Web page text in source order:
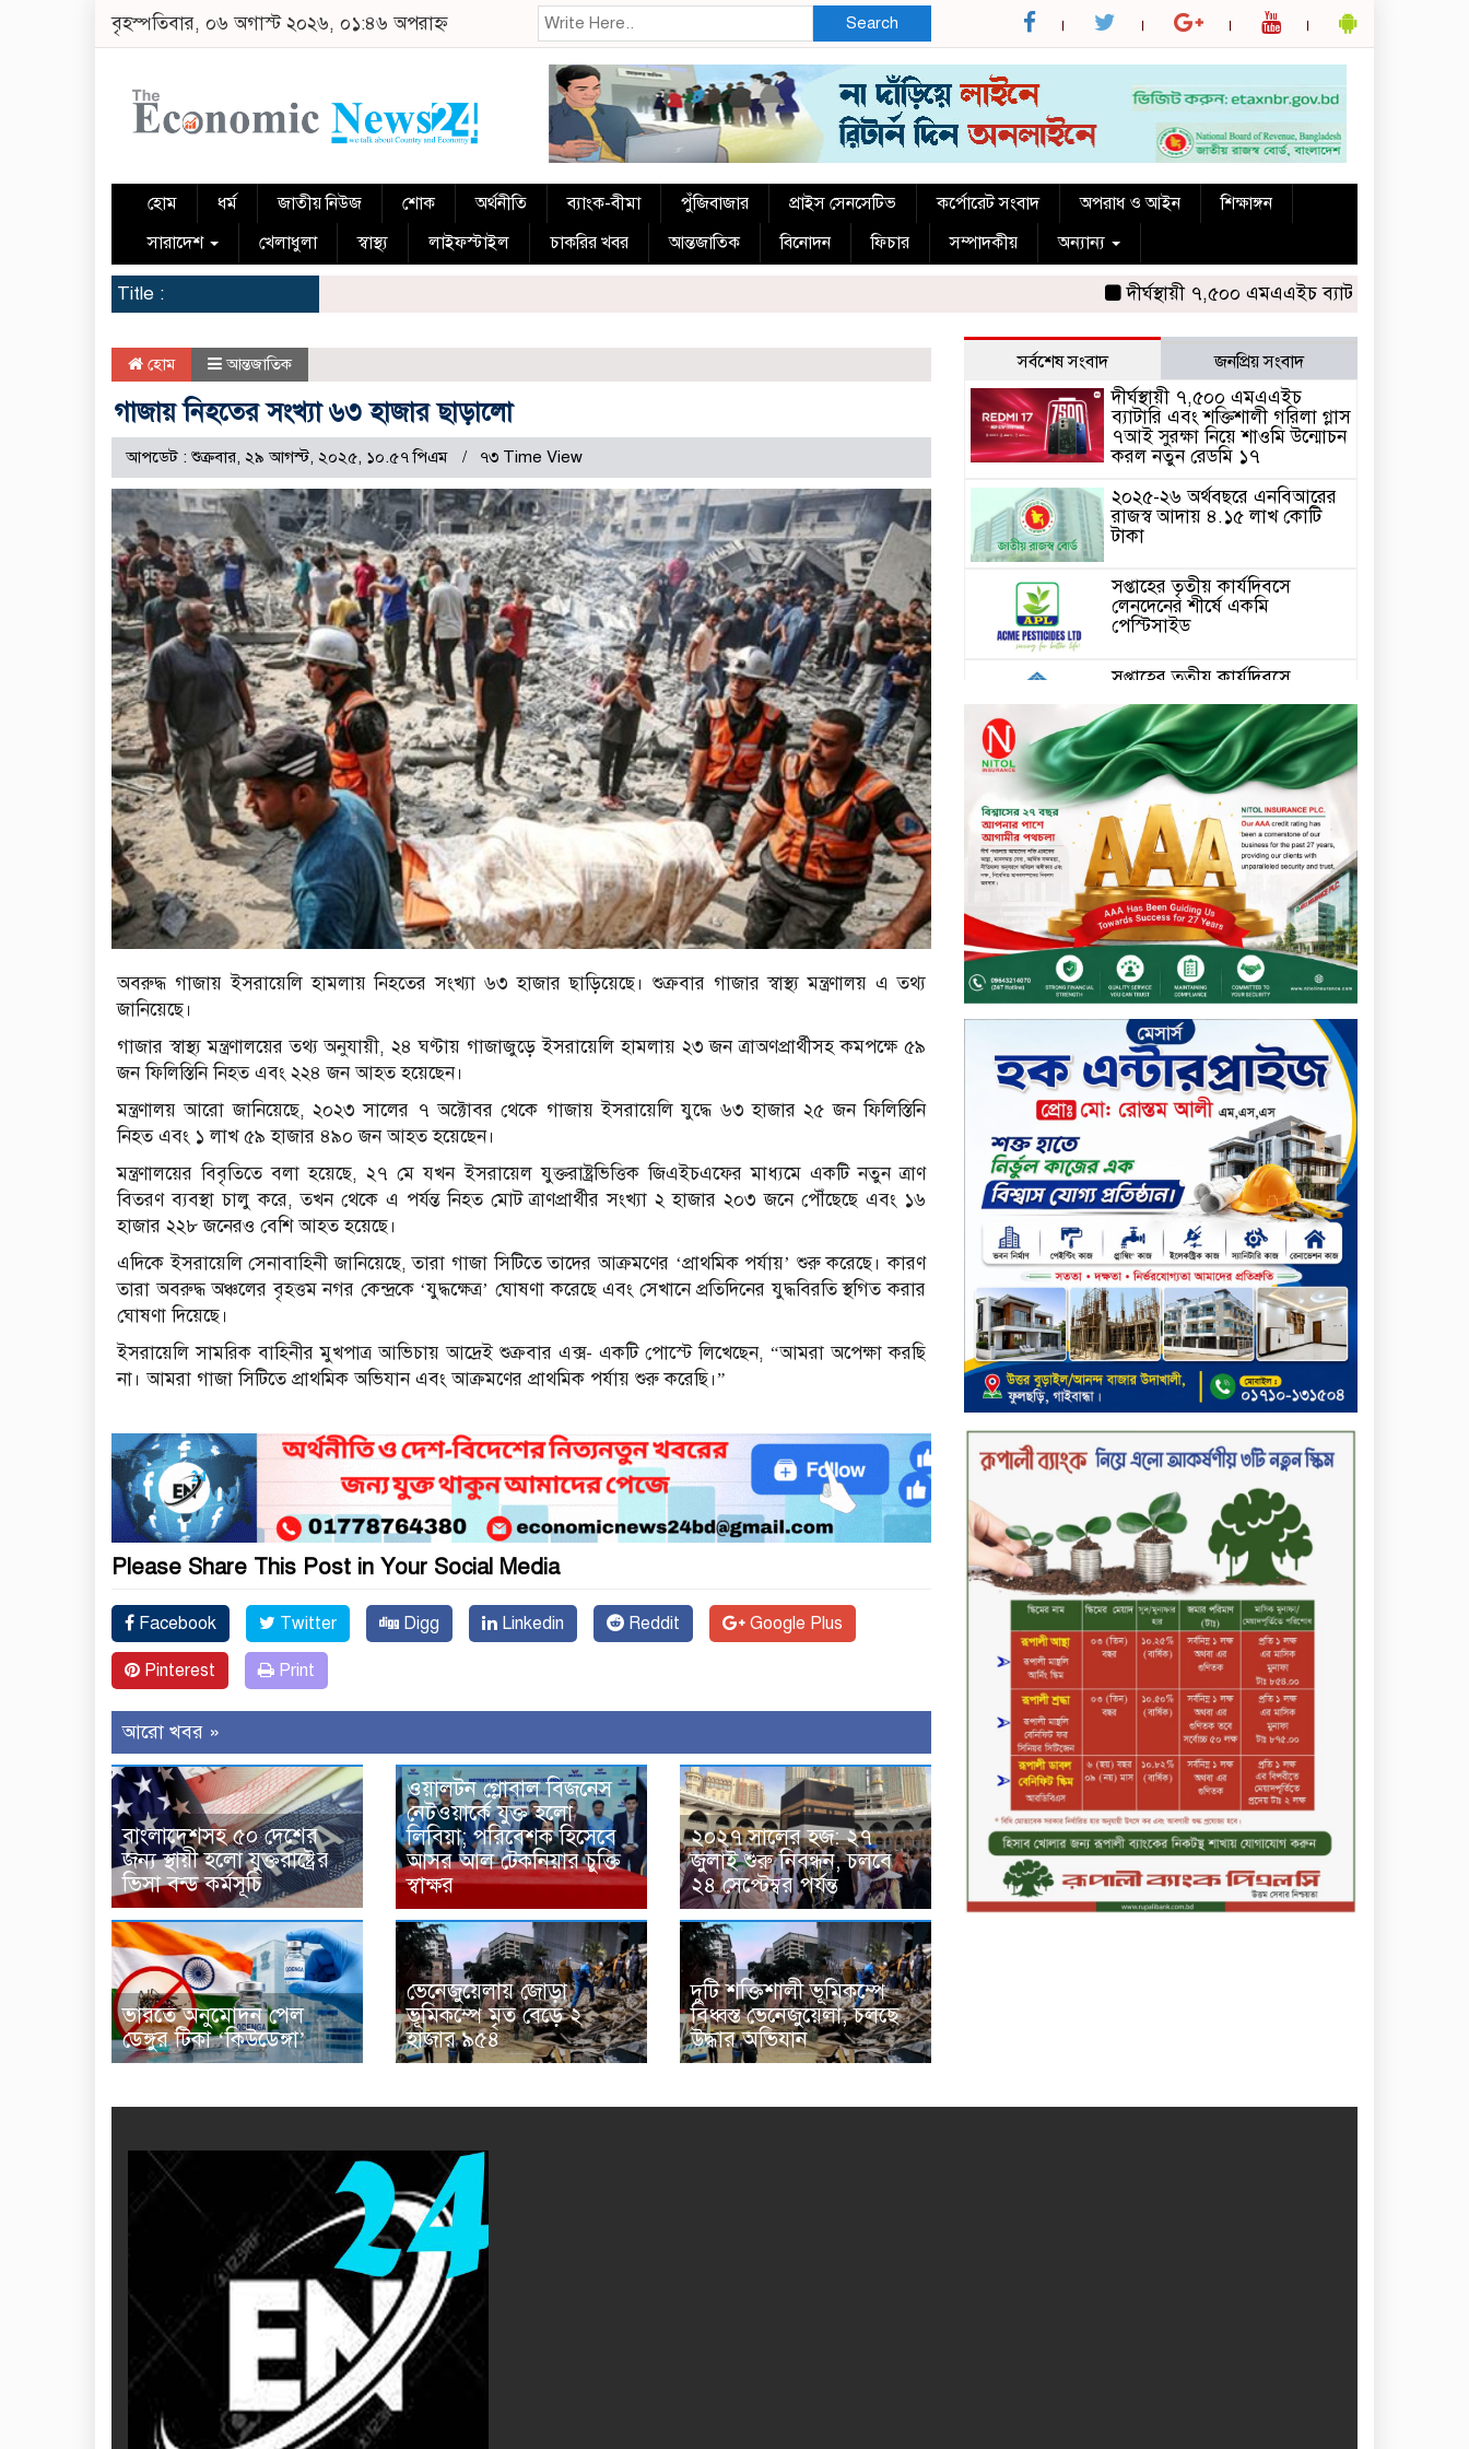
বৃহস্পতিবার, ০৬ অগাস্ট ২০২৬, ০১:৪৬ অপরাহ্ন Search
হোম ধর্ম জাতীয় নিউজ শোক অর্থনীতি ব্যাংক-বীমা পুঁজিবাজার প্রাইস সেনসেটিভ কর্পোরেট সংবাদ অপরাধ ও আইন
শিক্ষাঙ্গন
সারাদেশ
খেলাধুলা স্বাস্থ্য লাইফস্টাইল চাকরির খবর আন্তজাতিক বিনোদন ফিচার সম্পাদকীয় অন্যান্য
Title : দীর্ঘস্থায়ী ৭,৫০০ এমএএইচ ব্যাটারি এবং শক্তিশালী
হোম আন্তজাতিক
গাজায় নিহতের সংখ্যা ৬৩ হাজার ছাড়ালো
আপডেট : শুক্রবার, ২৯ আগস্ট, ২০২৫, ১০.৫৭ পিএম ৭৩ Time View
অবরুদ্ধ গাজায় ইসরায়েলি হামলায় নিহতের সংখ্যা ৬৩ হাজার ছাড়িয়েছে। শুক্রবার গাজার স্বাস্থ্য মন্ত্রণালয় এ তথ্য
জানিয়েছে।
গাজার স্বাস্থ্য মন্ত্রণালয়ের তথ্য অনুযায়ী, ২৪ ঘণ্টায় গাজাজুড়ে ইসরায়েলি হামলায় ২৩ জন ত্রাঅণপ্রার্থীসহ কমপক্ষে ৫৯
জন ফিলিস্তিনি নিহত এবং ২২৪ জন আহত হয়েছেন।
মন্ত্রণালয় আরো জানিয়েছে, ২০২৩ সালের ৭ অক্টোবর থেকে গাজায় ইসরায়েলি যুদ্ধে ৬৩ হাজার ২৫ জন ফিলিস্তিনি
নিহত এবং ১ লাখ ৫৯ হাজার ৪৯০ জন আহত হয়েছেন।
মন্ত্রণালয়ের বিবৃতিতে বলা হয়েছে, ২৭ মে যখন ইসরায়েল যুক্তরাষ্ট্রভিত্তিক জিএইচএফের মাধ্যমে একটি নতুন ত্রাণ
বিতরণ ব্যবস্থা চালু করে, তখন থেকে এ পর্যন্ত নিহত মোট ত্রাণপ্রার্থীর সংখ্যা ২ হাজার ২০৩ জনে পৌঁছেছে এবং ১৬
হাজার ২২৮ জনেরও বেশি আহত হয়েছে।
এদিকে ইসরায়েলি সেনাবাহিনী জানিয়েছে, তারা গাজা সিটিতে তাদের আক্রমণের ‘প্রাথমিক পর্যায়’ শুরু করেছে। কারণ
তারা অবরুদ্ধ অঞ্চলের বৃহত্তম নগর কেন্দ্রকে ‘যুদ্ধক্ষেত্র’ ঘোষণা করেছে এবং সেখানে প্রতিদিনের যুদ্ধবিরতি স্থগিত করার
ঘোষণা দিয়েছে।
ইসরায়েলি সামরিক বাহিনীর মুখপাত্র আভিচায় আদ্রেই শুক্রবার এক্স- একটি পোস্টে লিখেছেন, “আমরা অপেক্ষা করছি
না। আমরা গাজা সিটিতে প্রাথমিক অভিযান এবং আক্রমণের প্রাথমিক পর্যায় শুরু করেছি।”
Please Share This Post in Your Social Media
Facebook Twitter Digg Linkedin Reddit Google Plus
Pinterest Print
আরো খবর »
বাংলাদেশসহ ৫০ দেশের
জন্য স্থায়ী হলো যুক্তরাষ্ট্রের
ভিসা বন্ড কর্মসূচি
ওয়ালটন গ্লোবাল বিজনেস
নেটওয়ার্কে যুক্ত হলো
লিবিয়া; পরিবেশক হিসেবে
আসর আল টেকনিয়ার চুক্তি
স্বাক্ষর
২০২৭ সালের হজ: ২৭
জুলাই শুরু নিবন্ধন, চলবে
২৪ সেপ্টেম্বর পর্যন্ত
ভারতে অনুমোদন পেল
ডেঙ্গুর টিকা ‘কিউডেঙ্গা’
ভেনেজুয়েলায় জোড়া
ভূমিকম্পে মৃত বেড়ে ২
হাজার ৯৫৪
দুটি শক্তিশালী ভূমিকম্পে
বিধ্বস্ত ভেনেজুয়েলা, চলছে
উদ্ধার অভিযান
সর্বশেষ সংবাদ জনপ্রিয় সংবাদ
দীর্ঘস্থায়ী ৭,৫০০ এমএএইচ
ব্যাটারি এবং শক্তিশালী গরিলা গ্লাস
৭আই সুরক্ষা নিয়ে শাওমি উন্মোচন
করল নতুন রেডমি ১৭
২০২৫-২৬ অর্থবছরে এনবিআরের
রাজস্ব আদায় ৪.১৫ লাখ কোটি
টাকা
সপ্তাহের তৃতীয় কার্যদিবসে
লেনদেনের শীর্ষে একমি
পেস্টিসাইড
সপ্তাহের তৃতীয় কার্যদিবসে
সপ্তাহের তৃতীয় কার্যদিবসে
দরপতনের শীর্ষে রিং শাইন
টেক্সটাইল
টাঙ্গাইলে জুলাই গণঅভ্যুত্থান দিবস
পালিত
জাতিসংঘের হিসাব ও সরকারি
গেজেটের বাইরে থাকা ৫৬৪
নিহতের পরিচয় প্রকাশের দাবি
বিসিআরএসের
চুয়াডাঙ্গায় পুষ্পস্তবক অর্পণ ও
আলোচনা সভার মধ্য দিয়ে জুলাই
গণঅভ্যুত্থান দিবস পালিত
৮ ব্র্যান্ডের ফর্সাকারী ক্রিমে
বিপজ্জনক মাত্রায় মার্কারি, সতর্ক
করল বিএসটিআই
জুলাই গণঅভ্যুত্থান ছিল সর্বস্তরের
মানুষের আন্দোলন: মুহাম্মদ ইউনূস
গণতন্ত্র ও আত্মত্যাগের ইতিহাস
সংরক্ষণ করবে জুলাই স্মৃতি
জাদুঘর: প্রধানমন্ত্রী
সিলেট ওসমানী বিমানবন্দরে
সালাম এয়ার চালু হচ্ছে ১লা
সেপ্টেম্বর হতে
চুয়াডাঙ্গা আদালত চত্বরে ভুয়া
আইনজীবীসহ দুইজন আটক, ‘রায়
পাইয়ে দেওয়ার’ নামে লাখ লাখ
টাকা হাতিয়ে নেওয়ার অভিযোগ
নবীনগরে সোলার সিস্টেমে
অনাবাদি জমিতে আউশ আবাদে
কৃষকের ভাগ্য বদল
বিএটি বাংলাদেশের নতুন
ব্যবস্থাপনা পরিচালক কাখাবের